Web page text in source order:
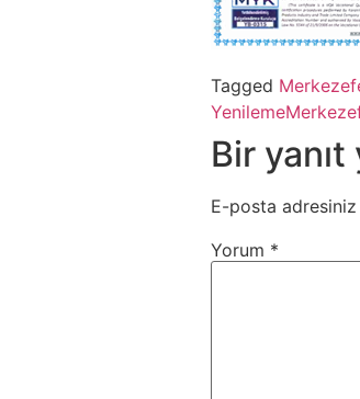
Tagged
Yenileme
Bir yanıt
E-posta adresiniz
Yorum *